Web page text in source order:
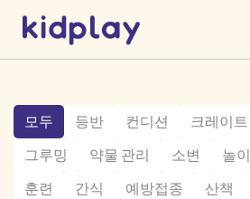
모두 등반 컨디션 크레이트
그루밍
약물 관리 소변 놀이
훈련
간식 예방접종 산책